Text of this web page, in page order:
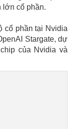
lớn cổ phần.
cổ phần tại Nvidia
Stargate, dự
của Nvidia và